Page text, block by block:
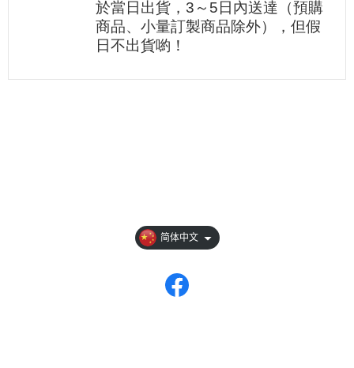
於當日出貨，3～5日內送達（預購
商品、小量訂製商品除外），但假
日不出貨喲！
简体中文